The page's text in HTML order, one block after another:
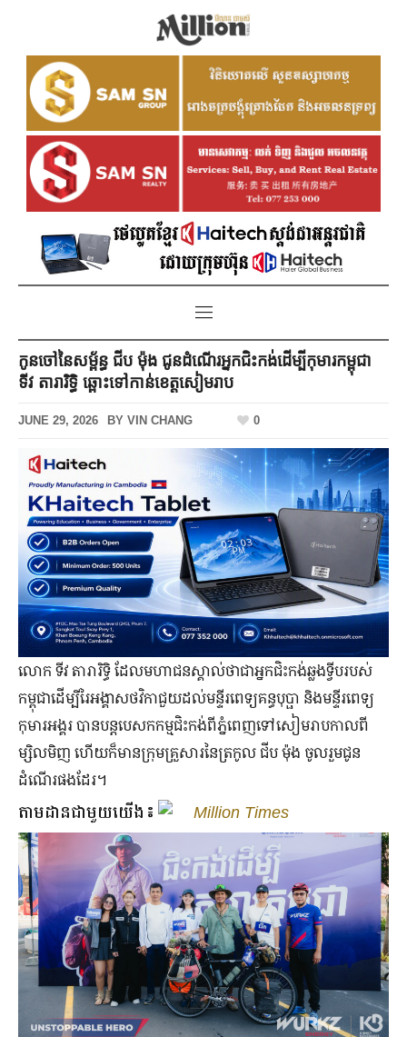
កូនចៅនៃសម្ព័ន្ធ ជីប ម៉ុង ជូនដំណើរអ្នកជិះកង់ដើម្បីកុមារកម្ពុជា
ទីវ តារារិទ្ធិ ឆ្ពោះទៅកាន់ខេត្តសៀមរាប
JUNE 29, 2026 BY VIN CHANG 0
លោក ទីវ តារារិទ្ធិ ដែល​មហាជន​ស្គាល់​ថា​ជា​អ្នក​ជិះកង់​ឆ្លង​ទ្វីប​របស់​
កម្ពុជា​ដើម្បី​រៃ​អង្គាស​ថវិកា​ជួយ​ដល់​មន្ទីរ​ពេទ្យ​គន្ធ​បុប្ផា និង​មន្ទីរ​ពេទ្យ​
កុមារ​អង្គរ បាន​បន្ត​បេសកកម្ម​ជិះកង់​ពី​ភ្នំពេញ​ទៅ​សៀមរាប​កាលពី​
ម្សិលមិញ ហើយ​ក៏​មាន​ក្រុម​គ្រួសារ​នៃ​ត្រកូល ជីប ម៉ុង ​ចូលរួម​ជូន​
ដំណើរ​ផង​ដែរ។
តាមដានជាមួយយើង៖ Million Times